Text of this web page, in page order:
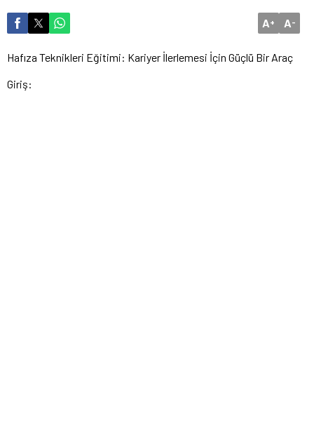
A+ A-
Hafıza Teknikleri Eğitimi: Kariyer İlerlemesi İçin Güçlü Bir Araç
Giriş: